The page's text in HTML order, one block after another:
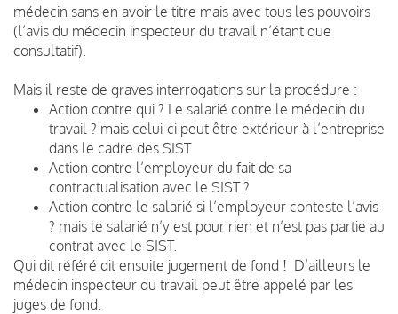
médecin sans en avoir le titre mais avec tous les pouvoirs
(l’avis du médecin inspecteur du travail n’étant que
consultatif).
Mais il reste de graves interrogations sur la procédure :
Action contre qui ? Le salarié contre le médecin du
travail ? mais celui-ci peut être extérieur à l’entreprise
dans le cadre des SIST
Action contre l’employeur du fait de sa
contractualisation avec le SIST ?
Action contre le salarié si l’employeur conteste l’avis
? mais le salarié n’y est pour rien et n’est pas partie au
contrat avec le SIST.
Qui dit référé dit ensuite jugement de fond ! D’ailleurs le
médecin inspecteur du travail peut être appelé par les
juges de fond.